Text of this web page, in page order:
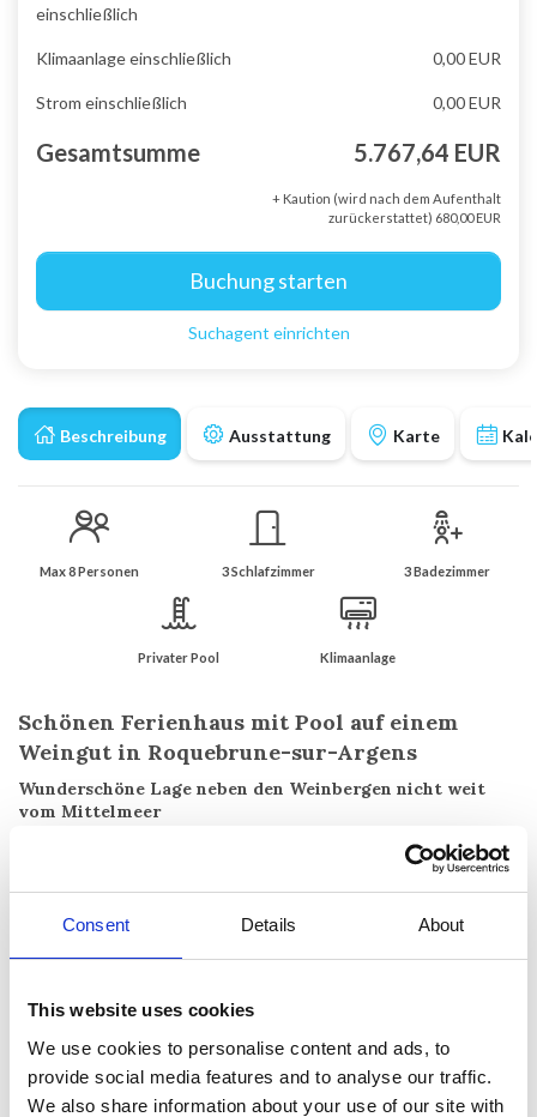
Consent Details About
This website uses cookies
We use cookies to personalise content and ads, to
provide social media features and to analyse our traffic.
We also share information about your use of our site with
Beschreibung Ausstattung Karte
Max 8 Personen 3 Schlafzimmer 3 Badezimmer
Privater Pool Klimaanlage
Schönen Ferienhaus mit Pool auf einem
Weingut in Roquebrune-sur-Argens
Wunderschöne Lage neben den Weinbergen nicht weit
vom Mittelmeer
Schöne Villa auf einem Weingut in Roquebrune-sur-Argens nur 15
Minuten Fahrt von den Stränden des Mittelmeers. Restaurants,
Cafés und Bars können Sie gut zu Fuß erreichen. Das Weingut
produziert hervorragende Bio-Weine und die freundlichen Besitzer
und vielen Blumen. Hier haben Sie auch direkten Zugang zu den
Weinbergen. Von diesem schönen Garten können Sie die
atemberaubenden Sonnenuntergänge zu über den roten Felsen
"Rocher de Roquebrune" genießen. Großer Pool von 10 x 5 m von
einschließlich
Klimaanlage einschließlich 0,00 EUR
Strom einschließlich 0,00 EUR
Gesamtsumme 5.767,64 EUR
+ Kaution (wird nach dem Aufenthalt
zurückerstattet) 680,00 EUR
Buchung starten
Suchagent einrichten